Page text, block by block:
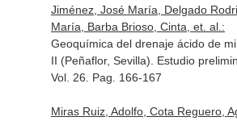
Jiménez, José María, Delgado
María, Barba Brioso, Cinta, et. al.:
Geoquímica del drenaje ácido de
II (Peñaflor, Sevilla). Estudio
Vol. 26. Pag. 166-167
Miras Ruiz, Adolfo, Cota Reguero,